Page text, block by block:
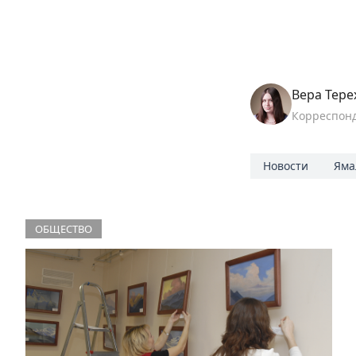
Вера
Новости
ОБЩЕСТВО